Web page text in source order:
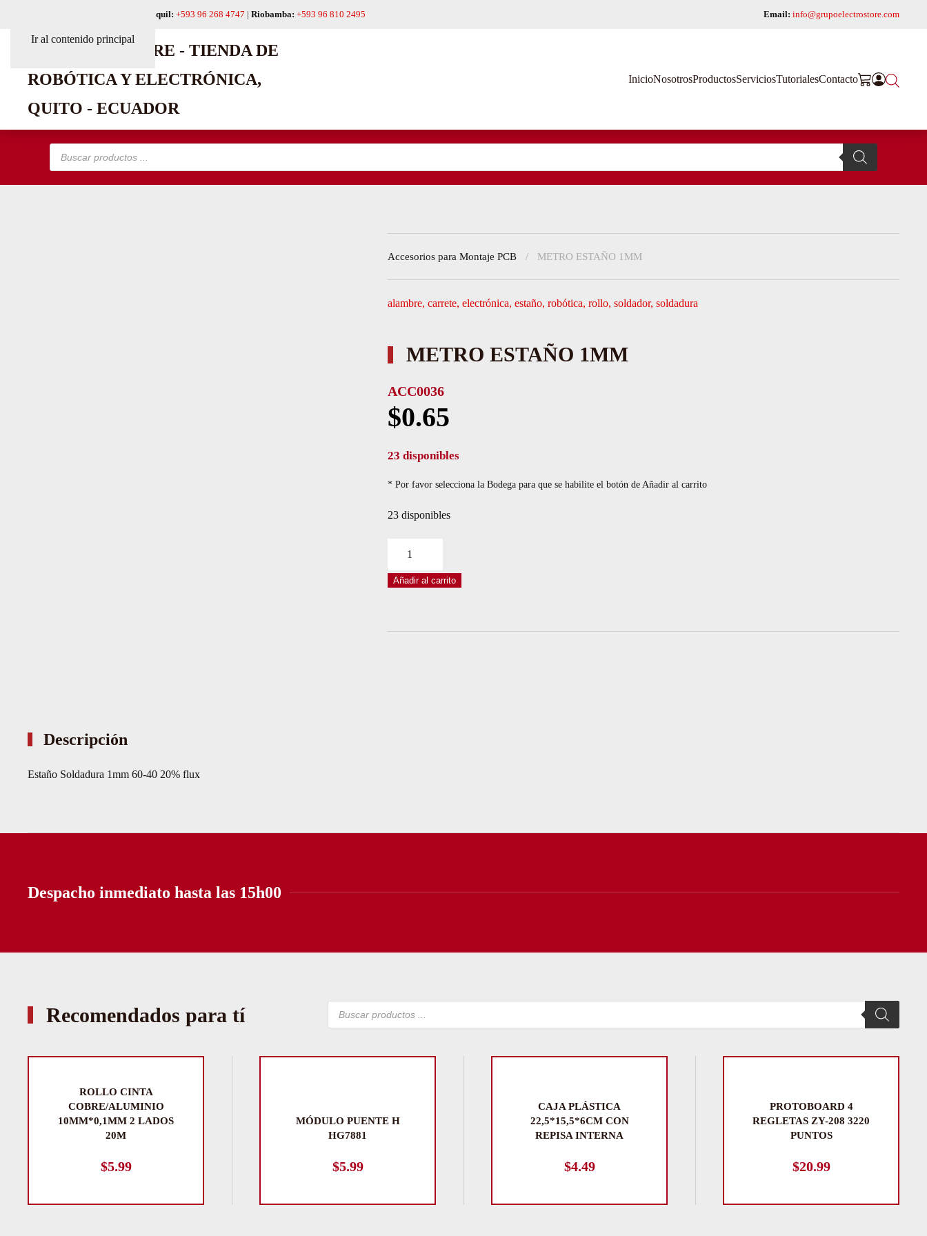
Ir al contenido principal
Guayaquil: +593 96 268 4747 | Riobamba: +593 96 810 2495 Email: info@grupoelectrostore.com
InicioNosotrosProductosServiciosTutorialesContacto
Búsqueda
productos
Accesorios para Montaje PCB METRO ESTAÑO 1MM
alambre, carrete, electrónica, estaño, robótica, rollo, soldador, soldadura
METRO ESTAÑO 1MM
ACC0036
$0.65
23 disponibles
* Por favor selecciona la Bodega para que se habilite el botón de Añadir al carrito
23 disponibles
1MM
Añadir al carrito
Descripción
Estaño Soldadura 1mm 60-40 20% flux
Despacho inmediato hasta las 15h00
Recomendados para tí
Búsqueda
productos
ROLLO CINTA
COBRE/ALUMINIO
10MM*0,1MM 2 LADOS
20M
$5.99
MÓDULO PUENTE H
HG7881
$5.99
CAJA PLÁSTICA
22,5*15,5*6CM CON
REPISA INTERNA
$4.49
PROTOBOARD 4
REGLETAS ZY-208 3220
PUNTOS
$20.99